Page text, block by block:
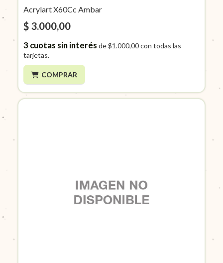
Acrylart X60Cc Ambar
$ 3.000,00
3cuotas sin interés de$1.000,00con todas las
tarjetas.
COMPRAR